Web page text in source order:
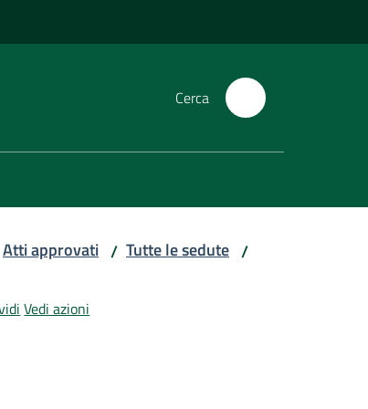
Cerca
Atti approvati / Tutte le sedute /
Vedi azioni